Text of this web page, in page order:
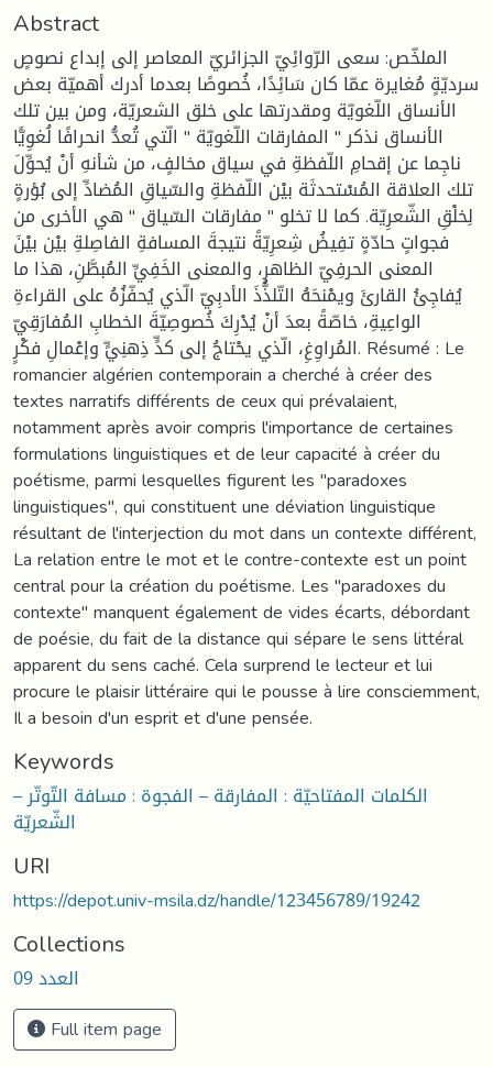
Abstract
الملخّص: سعى الرّوائِيّ الجزائريّ المعاصر إلى إبداع نصوصٍ
سرديّةٍ مُغايرة عمّا كان سَائِدًا، خُصوصًا بعدما أدرك أهميّة بعض
الأنساق اللّغويّة ومقدرتها على خلق الشعريّة، ومن بين تلك
الأنساق نذكر " المفارقات اللّغويّة " الّتي تُعدُّ انحرافًا لُغوِيًّا
ناجِما عن إقحامِ اللّفظةِ في سياق مخالفٍ، من شأنهِ أنْ يُحوِّلَ
تلك العلاقة المُسْتحدثَة بيْن اللّفظةِ والسّياقِ المُضادِّ إلى بُؤرةٍ
لِخلْقِ الشّعرِيّة. كما لا تخلو " مفارقات السّياق " هي الأخرى من
فجواتٍ حادّةٍ تفِيضُ شِعرِيّةً نتيجةَ المسافةِ الفاصِلةِ بيْن بيْنَ
المعنى الحرفِيّ الظاهرِ، والمعنى الخَفِيِّ المُبطَّنِ، هذا ما
يُفاجِئُ القارئَ ويمْنحَهُ التّلذُّذَ الأدبِيّ الّذي يُحفّزُهُ على القراءةِ
الواعِيةِ، خاصّةً بعدَ أنْ يُدْرِكَ خُصوصِيّةَ الخطابِ المُفارَقِيّ
المُراوِغِ، الّذي يحْتاجُ إلى كدٍّ ذِهنِيٍّ وإعْمالِ فكْرٍ. Résumé : Le
romancier algérien contemporain a cherché à créer des
textes narratifs différents de ceux qui prévalaient,
notamment après avoir compris l'importance de certaines
formulations linguistiques et de leur capacité à créer du
poétisme, parmi lesquelles figurent les "paradoxes
linguistiques", qui constituent une déviation linguistique
résultant de l'interjection du mot dans un contexte différent,
La relation entre le mot et le contre-contexte est un point
central pour la création du poétisme. Les "paradoxes du
contexte" manquent également de vides écarts, débordant
de poésie, du fait de la distance qui sépare le sens littéral
apparent du sens caché. Cela surprend le lecteur et lui
procure le plaisir littéraire qui le pousse à lire consciemment,
Il a besoin d'un esprit et d'une pensée.
Keywords
الكلمات المفتاحيّة : المفارقة – الفجوة : مسافة التّوتّر –
الشّعريّة
URI
https://depot.univ-msila.dz/handle/123456789/19242
Collections
العدد 09
Full item page